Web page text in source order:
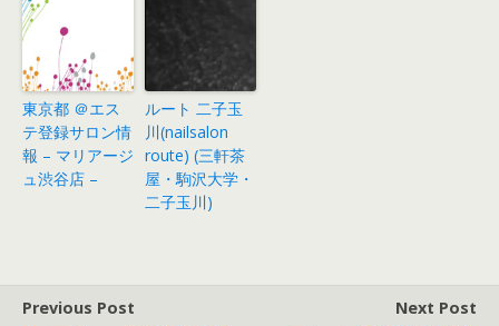
東京都 ＠エス
テ登録サロン情
報 – マリアージ
ュ渋谷店 –
ルート 二子玉
川(nailsalon
route) (三軒茶
屋・駒沢大学・
二子玉川)
Previous Post
Next Post